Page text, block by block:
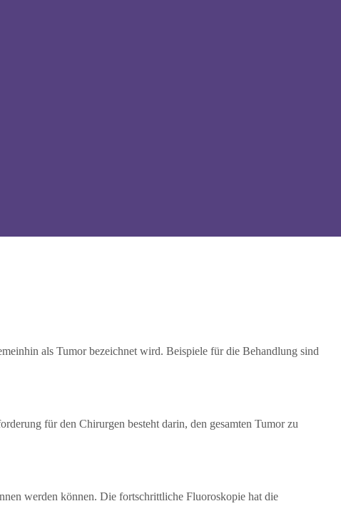
als Tumor bezeichnet wird. Beispiele für die Behandlung sind
für den Chirurgen besteht darin, den gesamten Tumor zu
werden können. Die fortschrittliche Fluoroskopie hat die